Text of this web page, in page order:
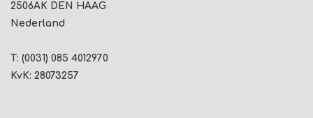
2506AK DEN HAAG
Nederland
T: (0031) 085 4012970
KvK: 28073257